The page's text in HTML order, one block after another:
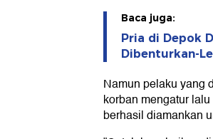
Baca juga:
Pria di Depok
Dibenturkan-
Namun pelaku yang
korban mengatur
berhasil diamankan